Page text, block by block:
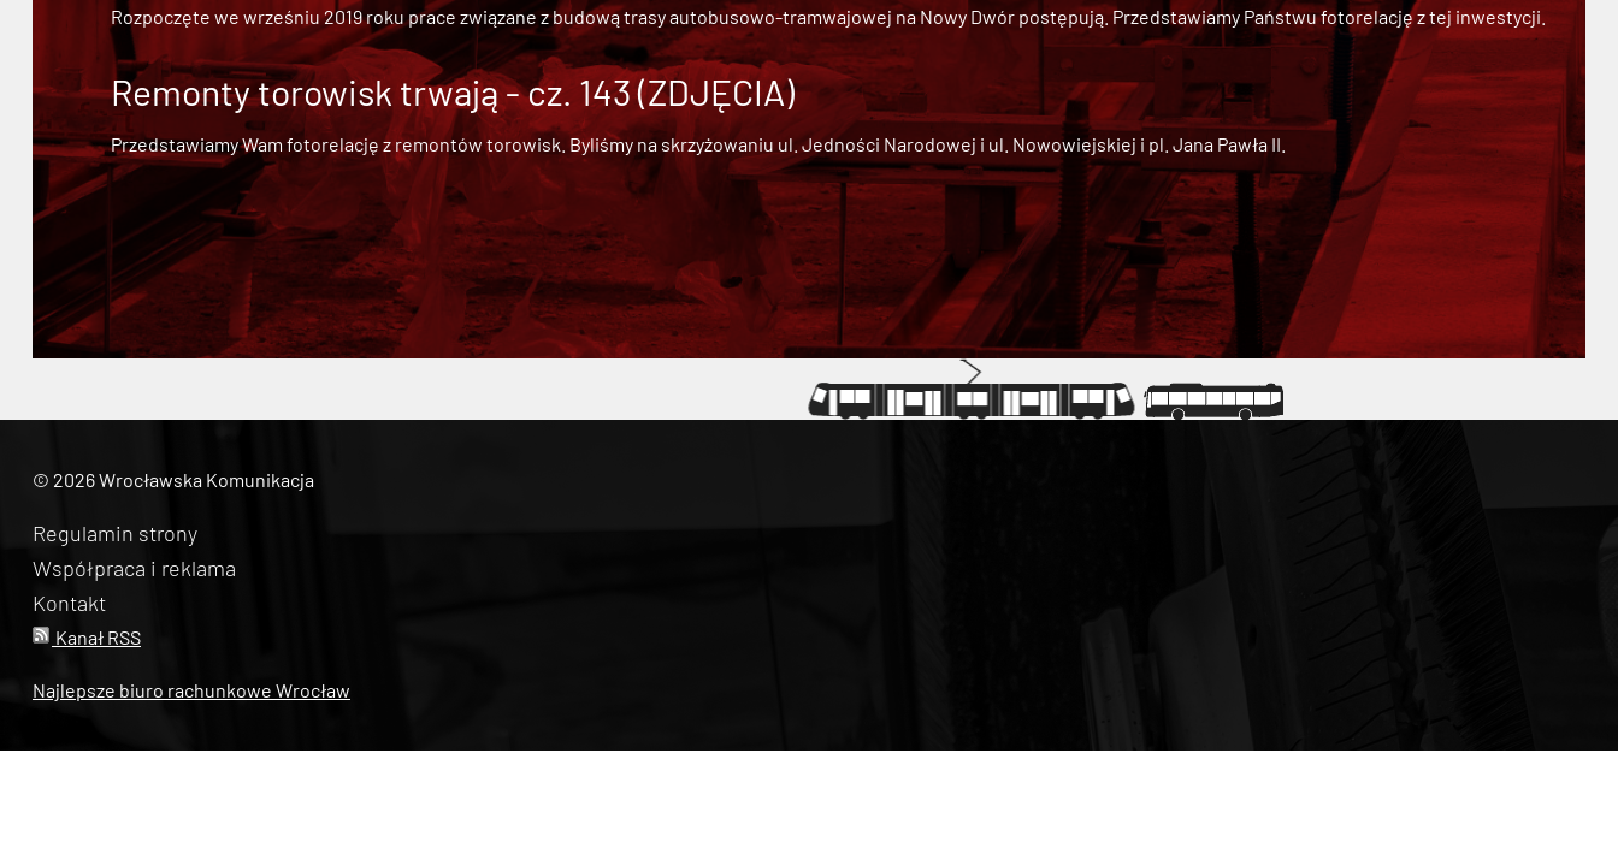
Rozpoczęte we wrześniu 2019 roku prace związane zbudową trasy autobusowo-tramwajowej na Nowy Dwórpostępują. Przedstawiamy Państwu fotorelację z tej inwestycji.
Remonty torowisk trwają - cz. 143 (ZDJĘCIA)
Przedstawiamy Wam fotorelację z remontów torowisk. Byliśmy na skrzyżowaniu ul. Jedności Narodowej i ul. Nowowiejskiej i pl. Jana Pawła II.
© 2026 Wrocławska Komunikacja
Regulamin strony
Współpraca i reklama
Kontakt
Kanał RSS
Najlepsze biuro rachunkowe Wrocław